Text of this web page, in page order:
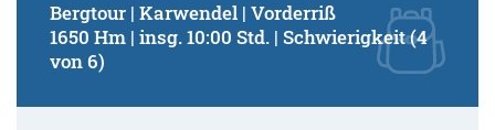
Bergtour | Karwendel | Vorderriß
1650 Hm | insg. 10:00 Std. | Schwierigkeit (4
von 6)